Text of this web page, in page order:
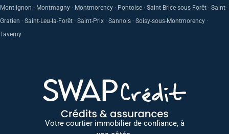
Montlignon · Montmagny · Montmorency · Pontoise · Saint-Brice-sous-Forêt · Saint-
Gratien · Saint-Leu-la-Forêt · Saint-Prix · Sannois · Soisy-sous-Montmorency ·
Taverny
Votre courtier immobilier de confiance, à